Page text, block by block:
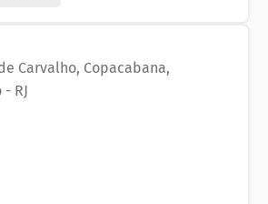
e Região.
Carvalho, Copacabana,
- RJ